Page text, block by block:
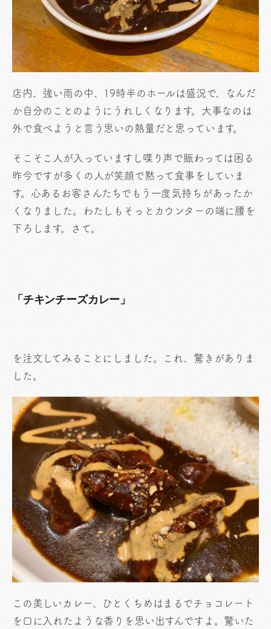
店内、強い雨の中、19時半のホールは盛況で、なんだ
か自分のことのようにうれしくなります。大事なのは
外で食べようと言う思いの熱量だと思っています。
そこそこ人が入っていますし喋り声で賑わっては困る
昨今ですが多くの人が笑顔で黙って食事をしていま
す。心あるお客さんたちでもう一度気持ちがあったか
くなりました。わたしもそっとカウンターの端に腰を
下ろします。さて。
「チキンチーズカレー」
を注文してみることにしました。これ、驚きがありま
した。
この美しいカレー、ひとくちめはまるでチョコレート
を口に入れたような香りを思い出すんですよ。驚いた